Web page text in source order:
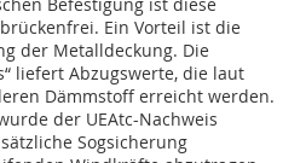
Befestigung ist diese
Ein Vorteil ist die
der Metalldeckung. Die
liefert Abzugswerte, die laut
Dämmstoff erreicht werden.
der UEAtc-Nachweis
Sogsicherung